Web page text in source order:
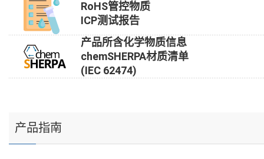
RoHS管控物质
ICP测试报告
产品所含化学物质信息
chemSHERPA材质清单
(IEC 62474)
产品指南